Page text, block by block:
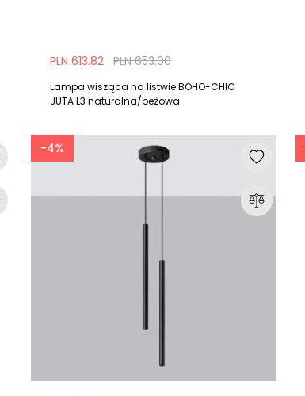
PLN 653.00
PLN 613.82
Lampa wisząca na listwie BOHO-CHIC
JUTA L3 naturalna/beżowa
-4%